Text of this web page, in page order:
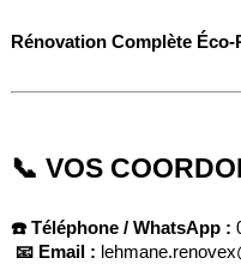
Rénovation Complète
📞 VOS
☎️ Téléphone / WhatsApp :
📧 Email :